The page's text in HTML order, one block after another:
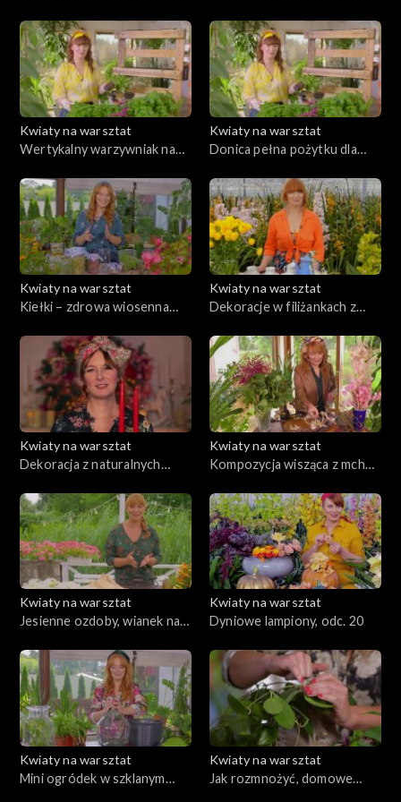
Kwiaty na warsztat
Wertykalny warzywniak na
Kwiaty na warsztat
Donica pełna pożytku dla
Kwiaty na warsztat
Kiełki – zdrowa wiosenna
Kwiaty na warsztat
Dekoracje w filiżankach z
odc. 25
Kwiaty na warsztat
Dekoracja z naturalnych
stół, odc. 24
Kwiaty na warsztat
Kompozycja wisząca z mchu i
Kwiaty na warsztat
Jesienne ozdoby, wianek na
Kwiaty na warsztat
Dyniowe lampiony, odc. 20
Kwiaty na warsztat
Mini ogródek w szklanym
Kwiaty na warsztat
Jak rozmnożyć, domowe